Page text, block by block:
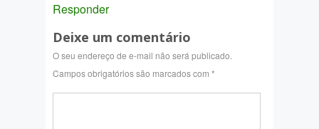
Responder
Deixe um comentário
O seu endereço de e-mail não será publicado.
Campos obrigatórios são marcados com *